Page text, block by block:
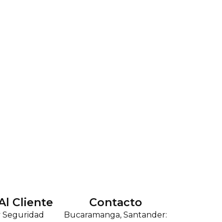
Cliente
Seguridad
Contacto
Bucaramanga, Santander: